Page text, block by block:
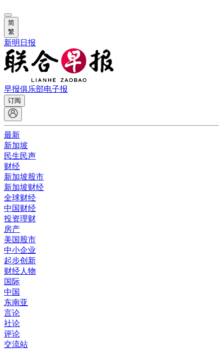
简
繁
新明日报
早报俱乐部电子报
订阅
最新
新加坡
民生民声
财经
新加坡股市
新加坡财经
全球财经
中国财经
投资理财
房产
美国股市
中小企业
起步创新
财经人物
国际
中国
东南亚
言论
社论
评论
交流站